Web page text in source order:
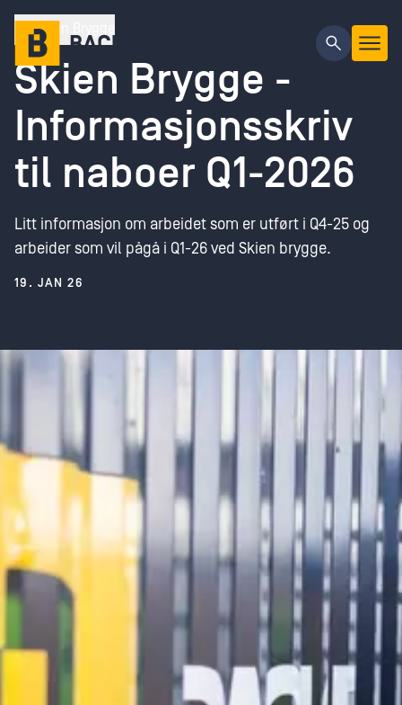
Gå til hovedinnhold
Skien Brygge
Skien Brygge -
Informasjonsskriv
til naboer Q1-2026
Litt informasjon om arbeidet som er utført i Q4-25 og
arbeider som vil pågå i Q1-26 ved Skien brygge.
19. JAN 26